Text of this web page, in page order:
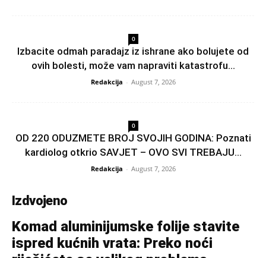
0
Izbacite odmah paradajz iz ishrane ako bolujete od
ovih bolesti, može vam napraviti katastrofu...
Redakcija - August 7, 2026
0
OD 220 ODUZMETE BROJ SVOJIH GODINA: Poznati
kardiolog otkrio SAVJET – OVO SVI TREBAJU...
Redakcija - August 7, 2026
Izdvojeno
Komad aluminijumske folije stavite
ispred kućnih vrata: Preko noći